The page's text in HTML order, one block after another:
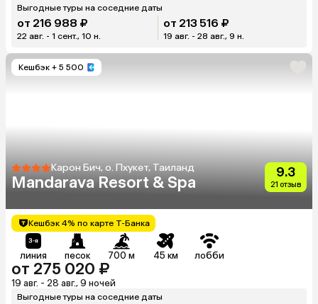
Выгодные туры на соседние даты
от 216 988 ₽
22 авг. - 1 сент., 10 н.
от 213 516 ₽
19 авг. - 28 авг., 9 н.
Кешбэк + 5 500
Карон Бич, о. Пхукет, Таиланд
Mandarava Resort & Spa
9.3
21 отзыв
Кешбэк 4% по карте Т-Банка
линия песок 700 м 45 км лобби
от 275 020 ₽
19 авг. - 28 авг., 9 ночей
Выгодные туры на соседние даты